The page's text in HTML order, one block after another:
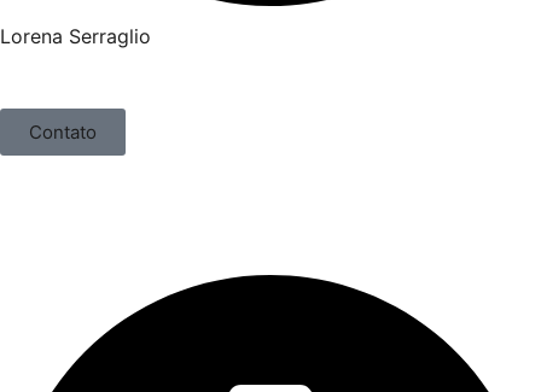
Lorena Serraglio
Contato